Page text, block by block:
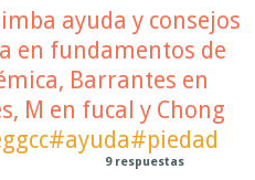
ayuda y consejos
en fundamentos de
Barrantes en
M en fucal y Chong
9respuestas